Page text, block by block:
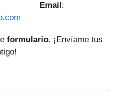
088 Email :
formulario. ¡Envíame tus